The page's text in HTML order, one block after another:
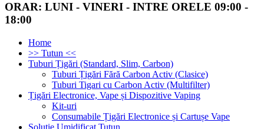
ORAR: LUNI - VINERI - INTRE ORELE 09:00 -
18:00
Home
>> Tutun <<
Tuburi Țigări (Standard, Slim, Carbon)
Tuburi Țigări Fără Carbon Activ (Clasice)
Tuburi Tigari cu Carbon Activ (Multifilter)
Țigări Electronice, Vape și Dispozitive Vaping
Kit-uri
Consumabile Țigări Electronice și Cartușe Vape
Solutie Umidificat Tutun